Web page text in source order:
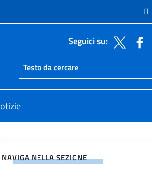
IT
Seguici su:
Ricerca sito live
Cerca nel sito
NAVIGA NELLA SEZIONE